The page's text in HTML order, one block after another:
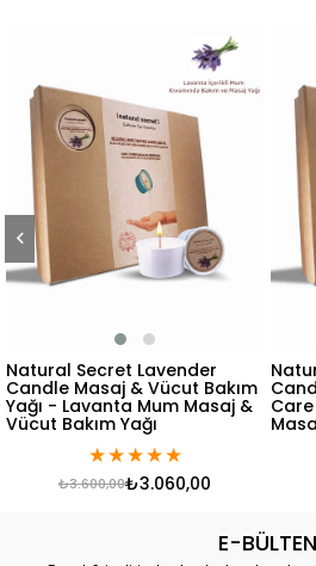
Natural Secret Lavender
Candle Masaj & Vücut Bakım
Yağı - Lavanta Mum Masaj &
Vücut Bakım Yağı
★★★★★
₺3.060,00
₺3.600,00
E-BÜLTEN